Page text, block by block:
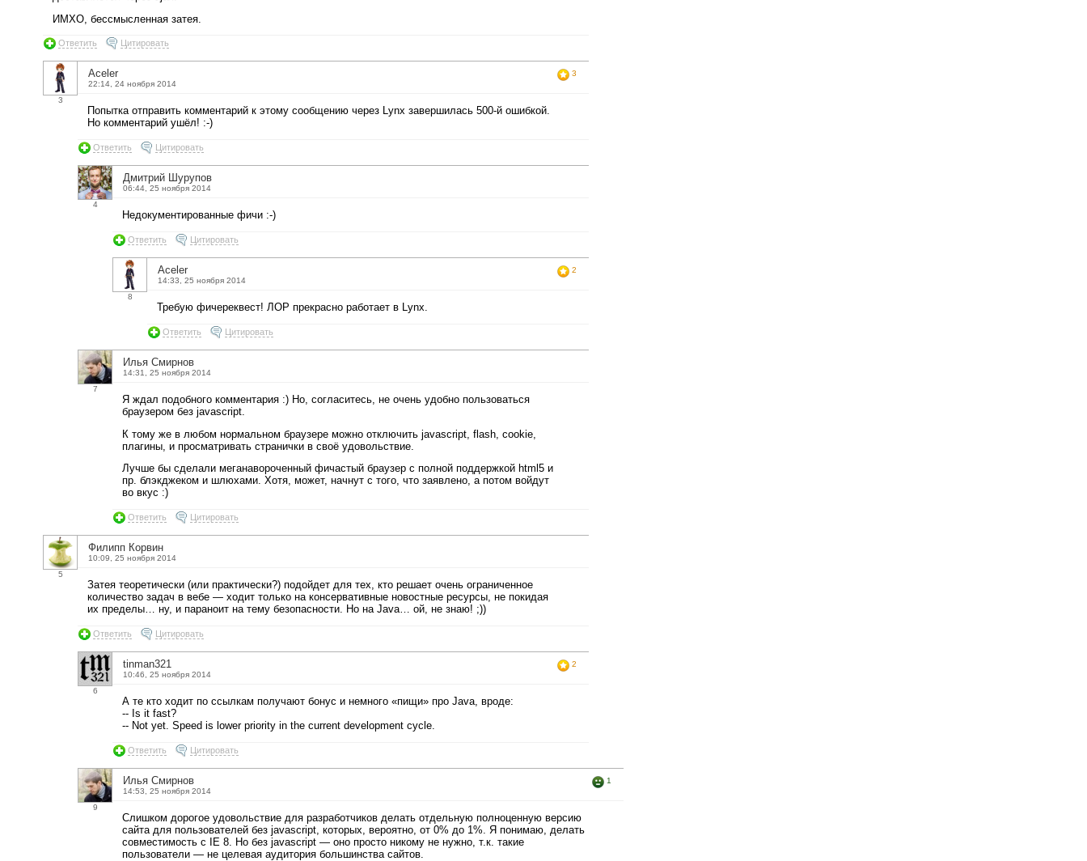
ИМХО, бессмысленная затея.
Ответить Цитировать
3
Aceler
22:14, 24 ноября 2014
3
Попытка отправить комментарий к этому сообщению через Lynx завершилась 500-й ошибкой.
Но комментарий ушёл! :-)
Ответить Цитировать
4
Дмитрий Шурупов
06:44, 25 ноября 2014
Недокументированные фичи :-)
Ответить Цитировать
8
Aceler
14:33, 25 ноября 2014
2
Требую фичереквест! ЛОР прекрасно работает в Lynx.
Ответить Цитировать
7
Илья Смирнов
14:31, 25 ноября 2014
Я ждал подобного комментария :) Но, согласитесь, не очень удобно пользоваться
браузером без javascript.
К тому же в любом нормальном браузере можно отключить javascript, flash, cookie,
плагины, и просматривать странички в своё удовольствие.
Лучше бы сделали меганавороченный фичастый браузер с полной поддержкой html5 и
пр. блэкджеком и шлюхами. Хотя, может, начнут с того, что заявлено, а потом войдут
во вкус :)
Ответить Цитировать
5
Филипп Корвин
10:09, 25 ноября 2014
Затея теоретически (или практически?) подойдет для тех, кто решает очень ограниченное
количество задач в вебе — ходит только на консервативные новостные ресурсы, не покидая
их пределы… ну, и параноит на тему безопасности. Но на Java… ой, не знаю! ;))
Ответить Цитировать
6
tinman321
10:46, 25 ноября 2014
2
А те кто ходит по ссылкам получают бонус и немного «пищи» про Java, вроде:
-- Is it fast?
-- Not yet. Speed is lower priority in the current development cycle.
Ответить Цитировать
9
Илья Смирнов
14:53, 25 ноября 2014
1
Слишком дорогое удовольствие для разработчиков делать отдельную полноценную версию
сайта для пользователей без javascript, которых, вероятно, от 0% до 1%. Я понимаю, делать
совместимость с IE 8. Но без javascript — оно просто никому не нужно, т.к. такие
пользователи — не целевая аудитория большинства сайтов.